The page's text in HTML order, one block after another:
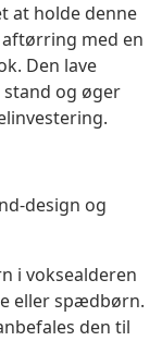
at holde denne
med en
Den lave
og øger
design og
i voksealderen
eller spædbørn.
den til